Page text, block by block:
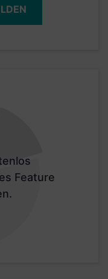
Feature